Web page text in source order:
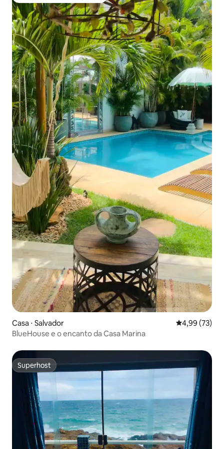
Casa ⋅ Salvador 4,99 de uma
4,99 (73)
BlueHouse e o encanto da Casa Marina
Superhost
Superhost